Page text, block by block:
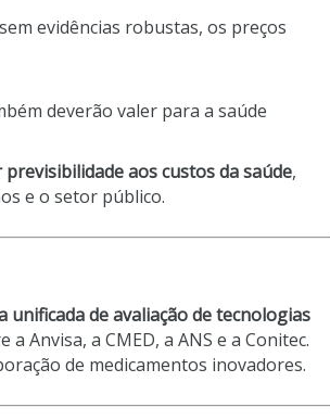
evidências robustas, os preços
deverão valer para a saúde
previsibilidade aos custos da saúde,
e o setor público.
unificada de avaliação de tecnologias
Anvisa, a CMED, a ANS e a Conitec.
de medicamentos inovadores.